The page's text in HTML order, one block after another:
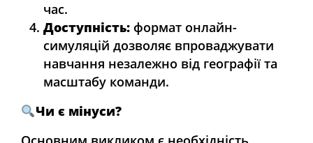
час.
Доступність: формат онлайн-
симуляцій дозволяє впроваджувати
навчання незалежно від географії та
масштабу команди.
Чи є мінуси?